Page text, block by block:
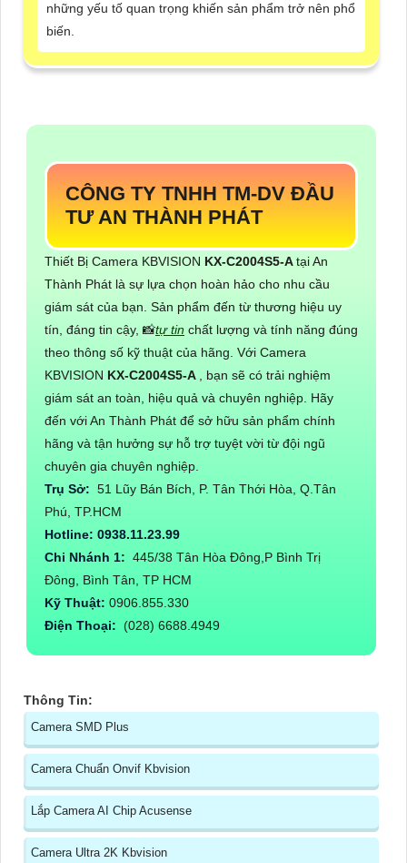
những yếu tố quan trọng khiến sản phẩm trở nên phổ
biến.
CÔNG TY TNHH TM-DV ĐẦU
TƯ AN THÀNH PHÁT
Thiết Bị Camera KBVISION KX-C2004S5-Atại An
Thành Phát là sự lựa chọn hoàn hảo cho nhu cầu
giám sát của bạn. Sản phẩm đến từ thương hiệu uy
tín, đáng tin cậy, 📸tự tin chất lượng và tính năng đúng
theo thông số kỹ thuật của hãng. Với Camera
KBVISION KX-C2004S5-A , bạn sẽ có trải nghiệm
giám sát an toàn, hiệu quả và chuyên nghiệp. Hãy
đến với An Thành Phát để sở hữu sản phẩm chính
hãng và tận hưởng sự hỗ trợ tuyệt vời từ đội ngũ
chuyên gia chuyên nghiệp.
Trụ Sở: 51 Lũy Bán Bích, P. Tân Thới Hòa, Q.Tân
Phú, TP.HCM
Hotline: 0938.11.23.99
Chi Nhánh 1: 445/38 Tân Hòa Đông,P Bình Trị
Đông, Bình Tân, TP HCM
Kỹ Thuật: 0906.855.330
Điện Thoại: (028) 6688.4949
Thông Tin:
Camera SMD Plus
Camera Chuẩn Onvif Kbvision
Lắp Camera AI Chip Acusense
Camera Ultra 2K Kbvision